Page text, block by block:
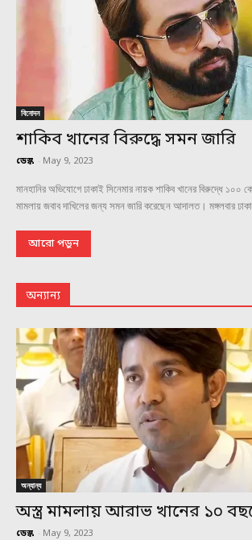
বিনোদন
শাকিব খানের বিরুদ্ধে সমন জারি
ডেস্ক - May 9, 2023
মানহানির অভিযোগে ঢাকাই সিনেমার নায়ক শাকিব খানের বিরুদ্ধে ১০০
মামলায় জবাব দাখিলের জন্য সমন জারি করেছেন আদালত। মঙ্গলবার
আরো পড়ুন
অন্যান্য
অন্যান্য
অস্ত্র মামলায় আরাভ খানের ১০
ডেস্ক - May 9, 2023